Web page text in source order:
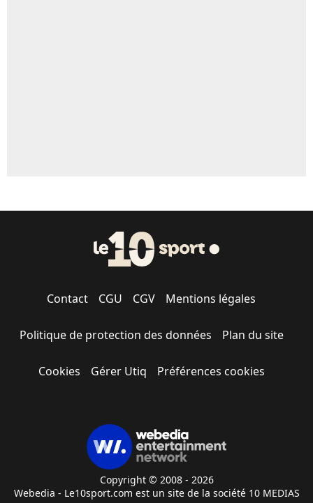
Contact CGU CGV Mentions légales
Politique de protection des données Plan du site
Cookies Gérer Utiq Préférences cookies
Copyright © 2008 - 2026
Webedia - Le10sport.com est un site de la société 10 MEDIAS